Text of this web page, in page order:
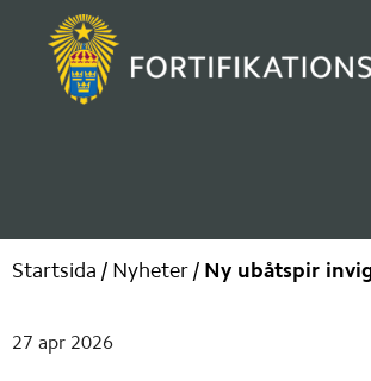
Startsida / Nyheter/ Ny ubåtspir
Publiceringsdatum:
27 apr 2026